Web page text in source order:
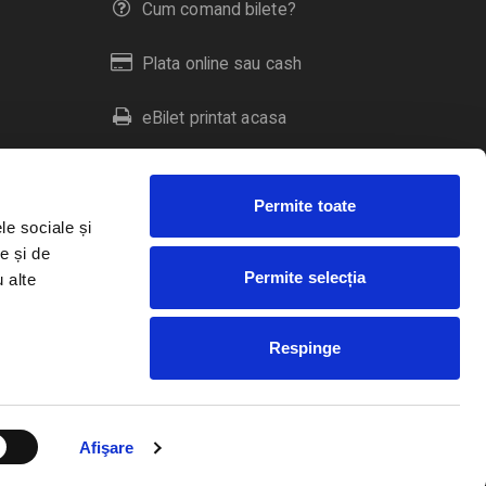
sociale și
și de
alte
Afişare
Permite toate
Permite selecția
Respinge
Cum comand bilete?
Plata online sau cash
eBilet printat acasa
Livrare prin curier
Duplicare bilete